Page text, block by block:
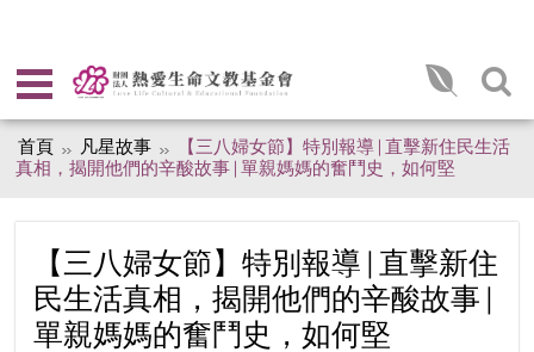
首頁 凡星故事
【三八婦女節】​特別報導 | 直擊新住民生活
真相，揭開他們的辛酸故事 | 單親媽媽的奮鬥史，如何堅
【三八婦女節】​特別報導 | 直擊新住
民生活真相，揭開他們的辛酸故事 |
單親媽媽的奮鬥史，如何堅